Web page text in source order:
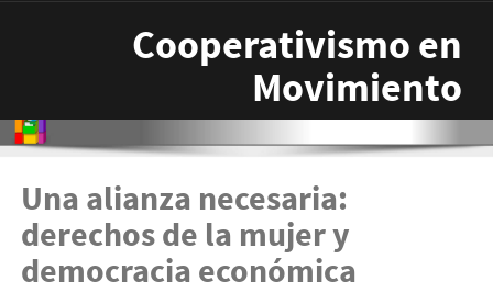
Cooperativismo en
Movimiento
Una alianza necesaria:
derechos de la mujer y
democracia económica